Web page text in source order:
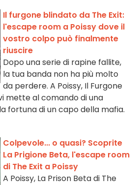
Il furgone blindato da The Exit:
l'escape room a Poissy dove il
vostro colpo può finalmente
riuscire
Dopo una serie di rapine fallite,
la tua banda non ha più molto
da perdere. A Poissy, Il Furgone
mette al comando di una
fortuna di un capo della mafia.
Colpevole... o quasi? Scoprite
La Prigione Beta, l'escape room
di The Exit a Poissy
A Poissy, La Prison Beta di The